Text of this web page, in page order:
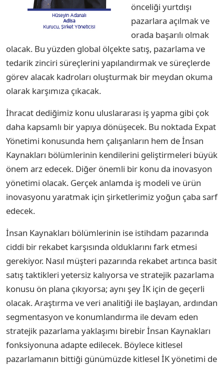
önceliği yurtdışı
pazarlara açılmak ve
orada başarılı olmak
olacak. Bu yüzden global ölçekte satış, pazarlama ve
tedarik zinciri süreçlerini yapılandırmak ve süreçlerde
görev alacak kadroları oluşturmak bir meydan okuma
olarak karşımıza çıkacak.
İhracat dediğimiz konu uluslararası iş yapma gibi çok
daha kapsamlı bir yapıya dönüşecek. Bu noktada Expat
Yönetimi konusunda hem çalışanların hem de İnsan
Kaynakları bölümlerinin kendilerini geliştirmeleri büyük
önem arz edecek. Diğer önemli bir konu da inovasyon
yönetimi olacak. Gerçek anlamda iş modeli ve ürün
inovasyonu yaratmak için şirketlerimiz yoğun çaba sarf
edecek.
İnsan Kaynakları bölümlerinin ise istihdam pazarında
ciddi bir rekabet karşısında olduklarını fark etmesi
gerekiyor. Nasıl müşteri pazarında rekabet artınca basit
satış taktikleri yetersiz kalıyorsa ve stratejik pazarlama
konusu ön plana çıkıyorsa; aynı şey İK için de geçerli
olacak.Araştırma ve veri analitiği ile başlayan, ardından
segmentasyon ve konumlandırma ile devam eden
stratejik pazarlama yaklaşımı birebir İnsan Kaynakları
fonksiyonuna adapte edilecek. Böylece kitlesel
pazarlamanın bittiği günümüzde kitlesel İK yönetimi de